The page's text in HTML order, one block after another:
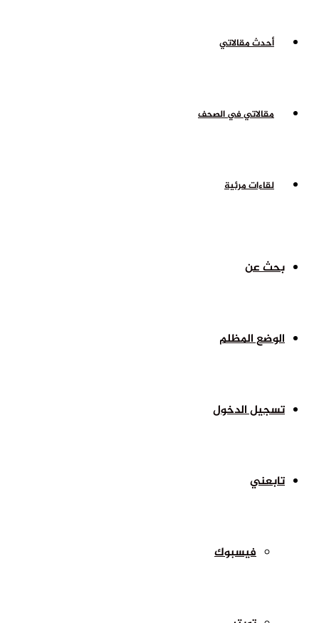
أحدث مقالاتي
مقالاتي في الصحف
لقاءات مرئية
بحث عن
الوضع المظلم
تسجيل الدخول
تابعني
فيسبوك